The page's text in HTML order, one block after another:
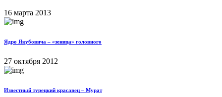
16 марта 2013
Ядро Якубовича – «зеница» головного
27 октября 2012
Известный турецкий красавец – Мурат